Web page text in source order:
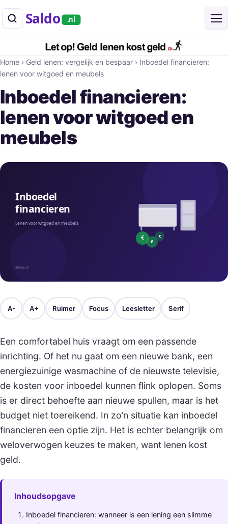
Saldo .nl
Home › Geld lenen: vergelijk en bespaar › Inboedel financieren:
lenen voor witgoed en meubels
Inboedel financieren:
lenen voor witgoed en
meubels
A- A+ Ruimer Focus Leesletter Serif
Een comfortabel huis vraagt om een passende
inrichting. Of het nu gaat om een nieuwe bank, een
energiezuinige wasmachine of de nieuwste televisie,
de kosten voor inboedel kunnen flink oplopen. Soms
is er direct behoefte aan nieuwe spullen, maar is het
budget niet toereikend. In zo’n situatie kan inboedel
financieren een optie zijn. Het is echter belangrijk om
weloverwogen keuzes te maken, want lenen kost
geld.
Inhoudsopgave
Inboedel financieren: wanneer is een lening een slimme